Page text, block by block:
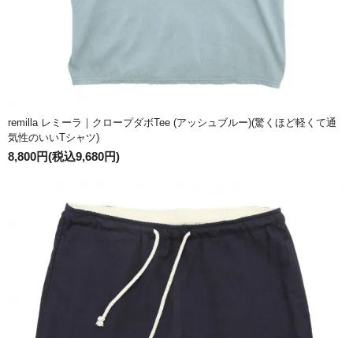
remilla レミーラ｜クロープダボTee (アッシュブルー)(驚くほど軽くて通
気性のいいTシャツ)
8,800円(税込9,680円)